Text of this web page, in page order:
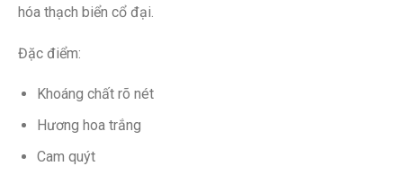
hóa thạch biển cổ đại.
Đặc điểm:
Khoáng chất rõ nét
Hương hoa trắng
Cam quýt